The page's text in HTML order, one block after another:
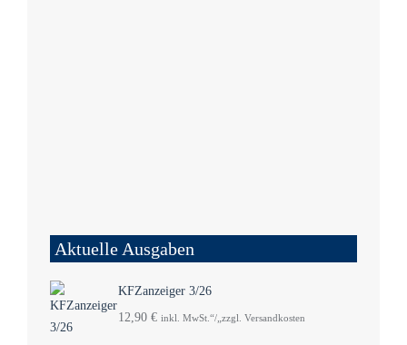
Aktuelle Ausgaben
KFZanzeiger 3/26
12,90 € inkl. MwSt.“/„zzgl. Versandkosten